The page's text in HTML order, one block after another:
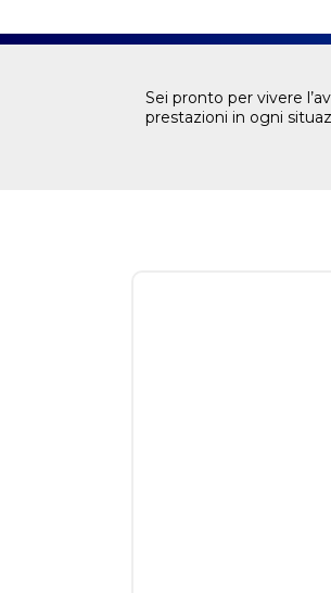
Sei pronto per vivere
prestazioni in ogni